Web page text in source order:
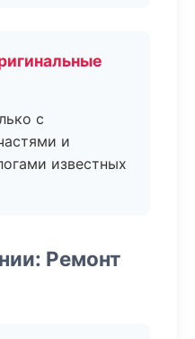
с
и
известных
Ремонт